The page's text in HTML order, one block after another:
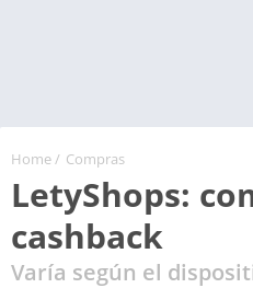
Home/ Compras
LetyShops:
cashback
Varía según el